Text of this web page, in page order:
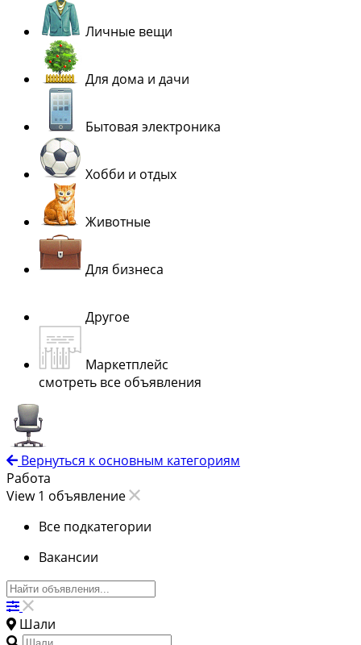
Личные вещи
Для дома и дачи
Бытовая электроника
Хобби и отдых
Животные
Для бизнеса
Другое
Маркетплейс
смотреть все объявления
Вернуться к основным категориям
Работа
View 1 объявление
Все подкатегории
Вакансии
Шали